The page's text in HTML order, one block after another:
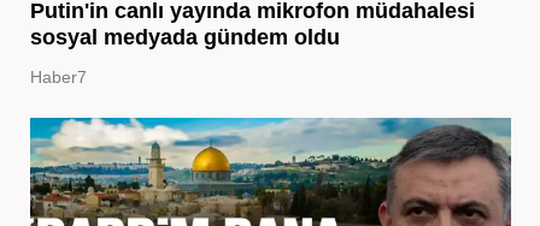
Putin'in canlı yayında mikrofon müdahalesi
sosyal medyada gündem oldu
Haber7